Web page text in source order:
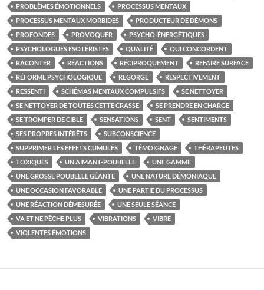
PROBLÈMES ÉMOTIONNELS
PROCESSUS MENTAUX
PROCESSUS MENTAUX MORBIDES
PRODUCTEUR DE DÉMONS
PROFONDES
PROVOQUER
PSYCHO-ÉNERGÉTIQUES
PSYCHOLOGUES ESOTÉRISTES
QUALITÉ
QUI CONCORDENT
RACONTER
RÉACTIONS RÉCIPROQUEMENT
REFAIRE SURFACE
RÉFORME PSYCHOLOGIQUE
REGORGE
RESPECTIVEMENT
RESSENTI
SCHÉMAS MENTAUX COMPULSIFS
SE NETTOYER
SE NETTOYER DE TOUTES CETTE CRASSE
SE PRENDRE EN CHARGE
SE TROMPER DE CIBLE
SENSATIONS SENT
SENTIMENTS
SES PROPRES INTÉRÊTS
SUBCONSCIENCE
SUPPRIMER LES EFFETS CUMULÉS
TÉMOIGNAGE
THÉRAPEUTES
TOXIQUES
UN AIMANT-POUBELLE
UNE GAMME
UNE GROSSE POUBELLE GÉANTE
UNE NATURE DÉMONIAQUE
UNE OCCASION FAVORABLE
UNE PARTIE DU PROCESSUS
UNE RÉACTION DÉMESURÉE
UNE SEULE SÉANCE
VA ET NE PÊCHE PLUS
VIBRATIONS
VIBRE
VIOLENTES ÉMOTIONS